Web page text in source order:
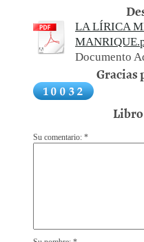
LA LÍRICA
Documento
Gracias
Su comentario: *